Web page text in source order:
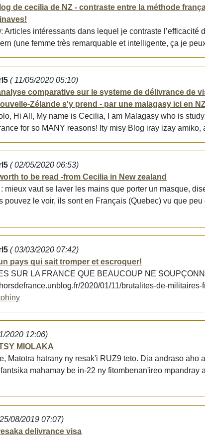
de cecilia de NZ - contraste entre la méthode
Articles intéressants dans lequel je contraste l’efficacité
(une femme très remarquable et intelligente, ça je
( 11/05/2020 05:10)
comparative sur le systeme de délivrance de
Zélande s'y prend - par une malagasy ici en
Hi All, My name is Cecilia, I am Malagasy who is
for so MANY reasons! Ity misy Blog iray izay amiko,
( 02/05/2020 06:53)
to be read -from Cecilia in New zealand
mieux vaut se laver les mains que porter un masque,
pouvez le voir, ils sont en Français (Quebec) vu que peu
( 03/03/2020 07:42)
pays qui sait tromper et escroquer!
SUR LA FRANCE QUE BEAUCOUP NE
2020/01/11/brutalites-de-
2020 12:06)
MIOLAKA
Matotra hatrany ny resak'i RUZ9 teto. Dia andraso aho
mahamay be in-22 ny fitombenan'ireo mpandray
08/2019 07:07)
delivrance visa